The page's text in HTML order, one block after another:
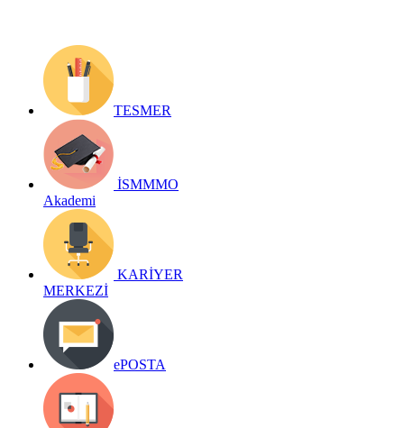
TESMER
İSMMMO
Akademi
KARİYER
MERKEZİ
ePOSTA